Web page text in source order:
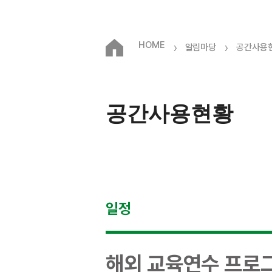
HOME › 알림마당 › 공간사용
공간사용현황
일정
해외 교육연수 프로